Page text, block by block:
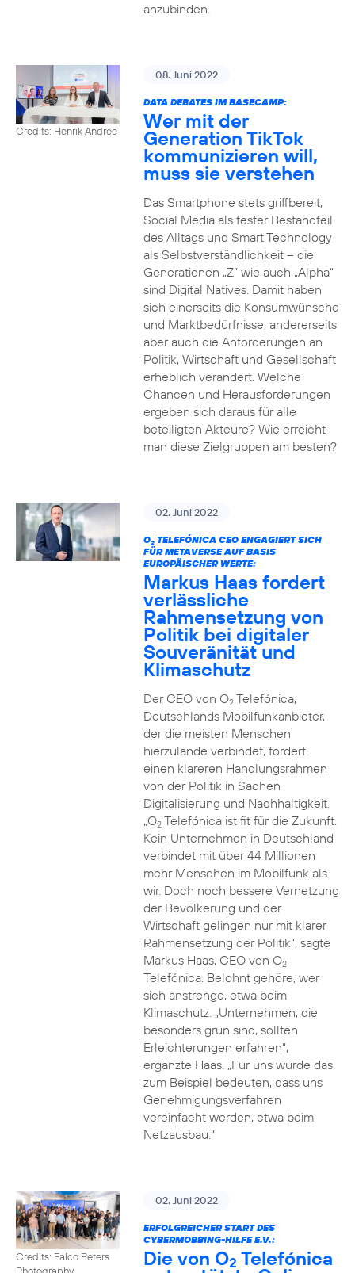
anzubinden.
Credits: Henrik Andree
08. Juni 2022
DATA DEBATES IM BASECAMP:
Wer mit der
Generation TikTok
kommunizieren will,
muss sie verstehen
Das Smartphone stets griffbereit,
Social Media als fester Bestandteil
des Alltags und Smart Technology
als Selbstverständlichkeit – die
Generationen „Z“ wie auch „Alpha“
sind Digital Natives. Damit haben
sich einerseits die Konsumwünsche
und Marktbedürfnisse, andererseits
aber auch die Anforderungen an
Politik, Wirtschaft und Gesellschaft
erheblich verändert. Welche
Chancen und Herausforderungen
ergeben sich daraus für alle
beteiligten Akteure? Wie erreicht
man diese Zielgruppen am besten?
02. Juni 2022
O2TELEFÓNICA CEO ENGAGIERT SICH
FÜR METAVERSE AUF BASIS
EUROPÄISCHER WERTE:
Markus Haas fordert
verlässliche
Rahmensetzung von
Politik bei digitaler
Souveränität und
Klimaschutz
Der CEO von O2Telefónica,
Deutschlands Mobilfunkanbieter,
der die meisten Menschen
hierzulande verbindet, fordert
einen klareren Handlungsrahmen
von der Politik in Sachen
Digitalisierung und Nachhaltigkeit.
„O2Telefónica ist fit für die Zukunft.
Kein Unternehmen in Deutschland
verbindet mit über 44 Millionen
mehr Menschen im Mobilfunk als
wir. Doch noch bessere Vernetzung
der Bevölkerung und der
Wirtschaft gelingen nur mit klarer
Rahmensetzung der Politik“, sagte
Markus Haas, CEO von O2
Telefónica. Belohnt gehöre, wer
sich anstrenge, etwa beim
Klimaschutz. „Unternehmen, die
besonders grün sind, sollten
Erleichterungen erfahren“,
ergänzte Haas. „Für uns würde das
zum Beispiel bedeuten, dass uns
Genehmigungsverfahren
vereinfacht werden, etwa beim
Netzausbau.“
Credits: Falco Peters
Photography
02. Juni 2022
ERFOLGREICHER START DES
CYBERMOBBING-HILFE E.V.:
Die von O2 Telefónica